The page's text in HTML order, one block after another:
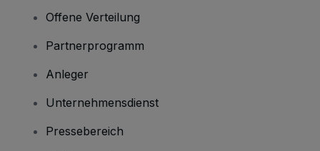
Offene Verteilung
Partnerprogramm
Anleger
Unternehmensdienst
Pressebereich